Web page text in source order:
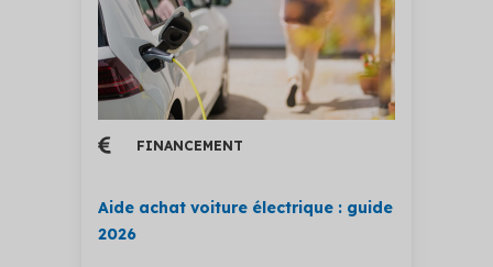
FINANCEMENT
Aide achat voiture électrique : guide
2026